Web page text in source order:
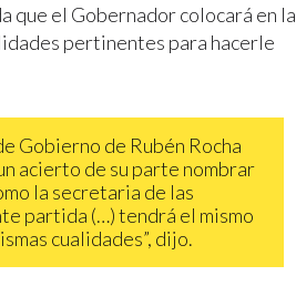
que el Gobernador colocará en la
pertinentes para hacerle
Gobierno de Rubén Rocha
acierto de su parte nombrar
la secretaria de las
partida (…) tendrá el mismo
cualidades”, dijo.